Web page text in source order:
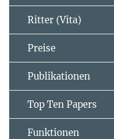
Ritter (Vita)
Preise
Publikationen
Top Ten Papers
Funktionen